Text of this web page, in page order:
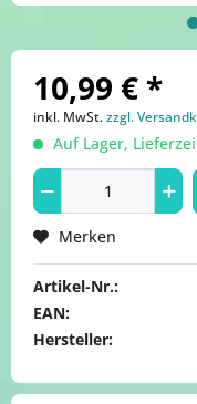
10,99 € *
inkl. MwSt.zzgl.
Auf Lager,
Merken
Artikel-Nr.:
EAN:
Hersteller: